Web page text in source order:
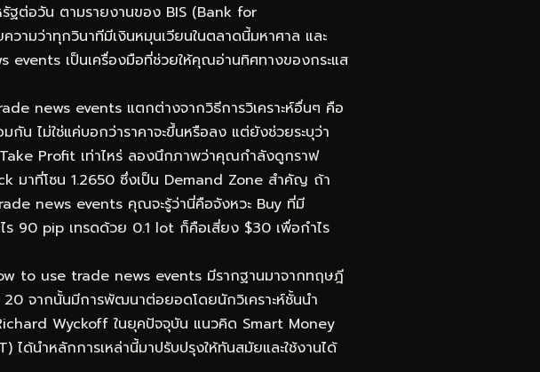
ฐต่อวัน ตามรายงานของ BIS (Bank for
มว่าทุกวินาทีมีเงินหมุนเวียนในตลาดนี้มหาศาล และ
เป็นเครื่องมือที่ช่วยให้คุณอ่านทิศทางของกระแส
news events แตกต่างจากวิธีการวิเคราะห์อื่นๆ คือ
น ไม่ใช่แค่บอกว่าราคาจะขึ้นหรือลง แต่ยังช่วยระบุว่า
Take Profit เท่าไหร่ ลองนึกภาพว่าคุณกำลังดูกราฟ
มาที่โซน 1.2650 ซึ่งเป็น Demand Zone สำคัญ ถ้า
news events คุณจะรู้ว่านี่คือจังหวะ Buy ที่มี
90 pip เทรดด้วย 0.1 lot ก็คือเสี่ยง $30 เพื่อกำไร
to use trade news events มีรากฐานมาจากทฤษฎี
จากนั้นมีการพัฒนาต่อยอดโดยนักวิเคราะห์ชั้นนำ
Wyckoff ในยุคปัจจุบัน แนวคิด Smart Money
ด้นำหลักการเหล่านี้มาปรับปรุงให้ทันสมัยและใช้งานได้